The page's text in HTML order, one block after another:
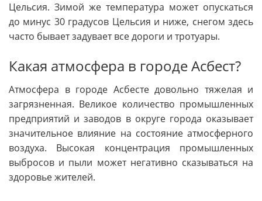
Цельсия. Зимой же температура может опускаться
до минус 30 градусов Цельсия и ниже, снегом здесь
часто бывает задувает все дороги и тротуары.
Какая атмосфера в городе Асбест?
Атмосфера в городе Асбесте довольно тяжелая и
загрязненная. Великое количество промышленных
предприятий и заводов в округе города оказывает
значительное влияние на состояние атмосферного
воздуха. Высокая концентрация промышленных
выбросов и пыли может негативно сказываться на
здоровье жителей.